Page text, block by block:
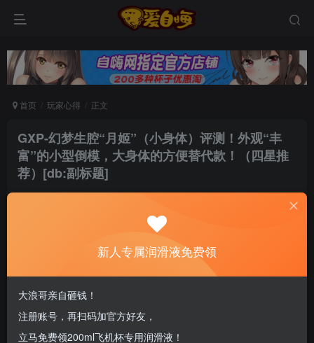
首页 玩家心得 正文
GXP-幻梦生腔“月姬”（小身体）评测！外观“丰
富”的小型倒模，大身体的方便替代款！（四星推
荐）[db:副标题]
私信
新老司机速来！注册自嗨网+扫码加好友，即
送200ml润滑液→
今天来评测的是GXP的幻梦生腔，是一款小型的身
新人专属润滑液免费领
大浪哥亲自砸钱！
注册账号，再扫码加官方好友，
立马免费领200ml飞机杯专用润滑液！